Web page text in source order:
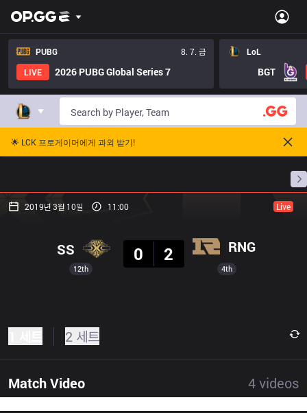
PUBG
8. 7. 금
LIVE
2026 PUBG Global Series 7
LoL
BGT
🌟 LCK 프로게이머에게 과외 받기!
프로빌
2019년 3월 10일 11:00 Live
12th
SS
0
2 RNG
4th
2 세트
Match Video 4videos